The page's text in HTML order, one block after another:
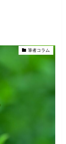
筆者コラム